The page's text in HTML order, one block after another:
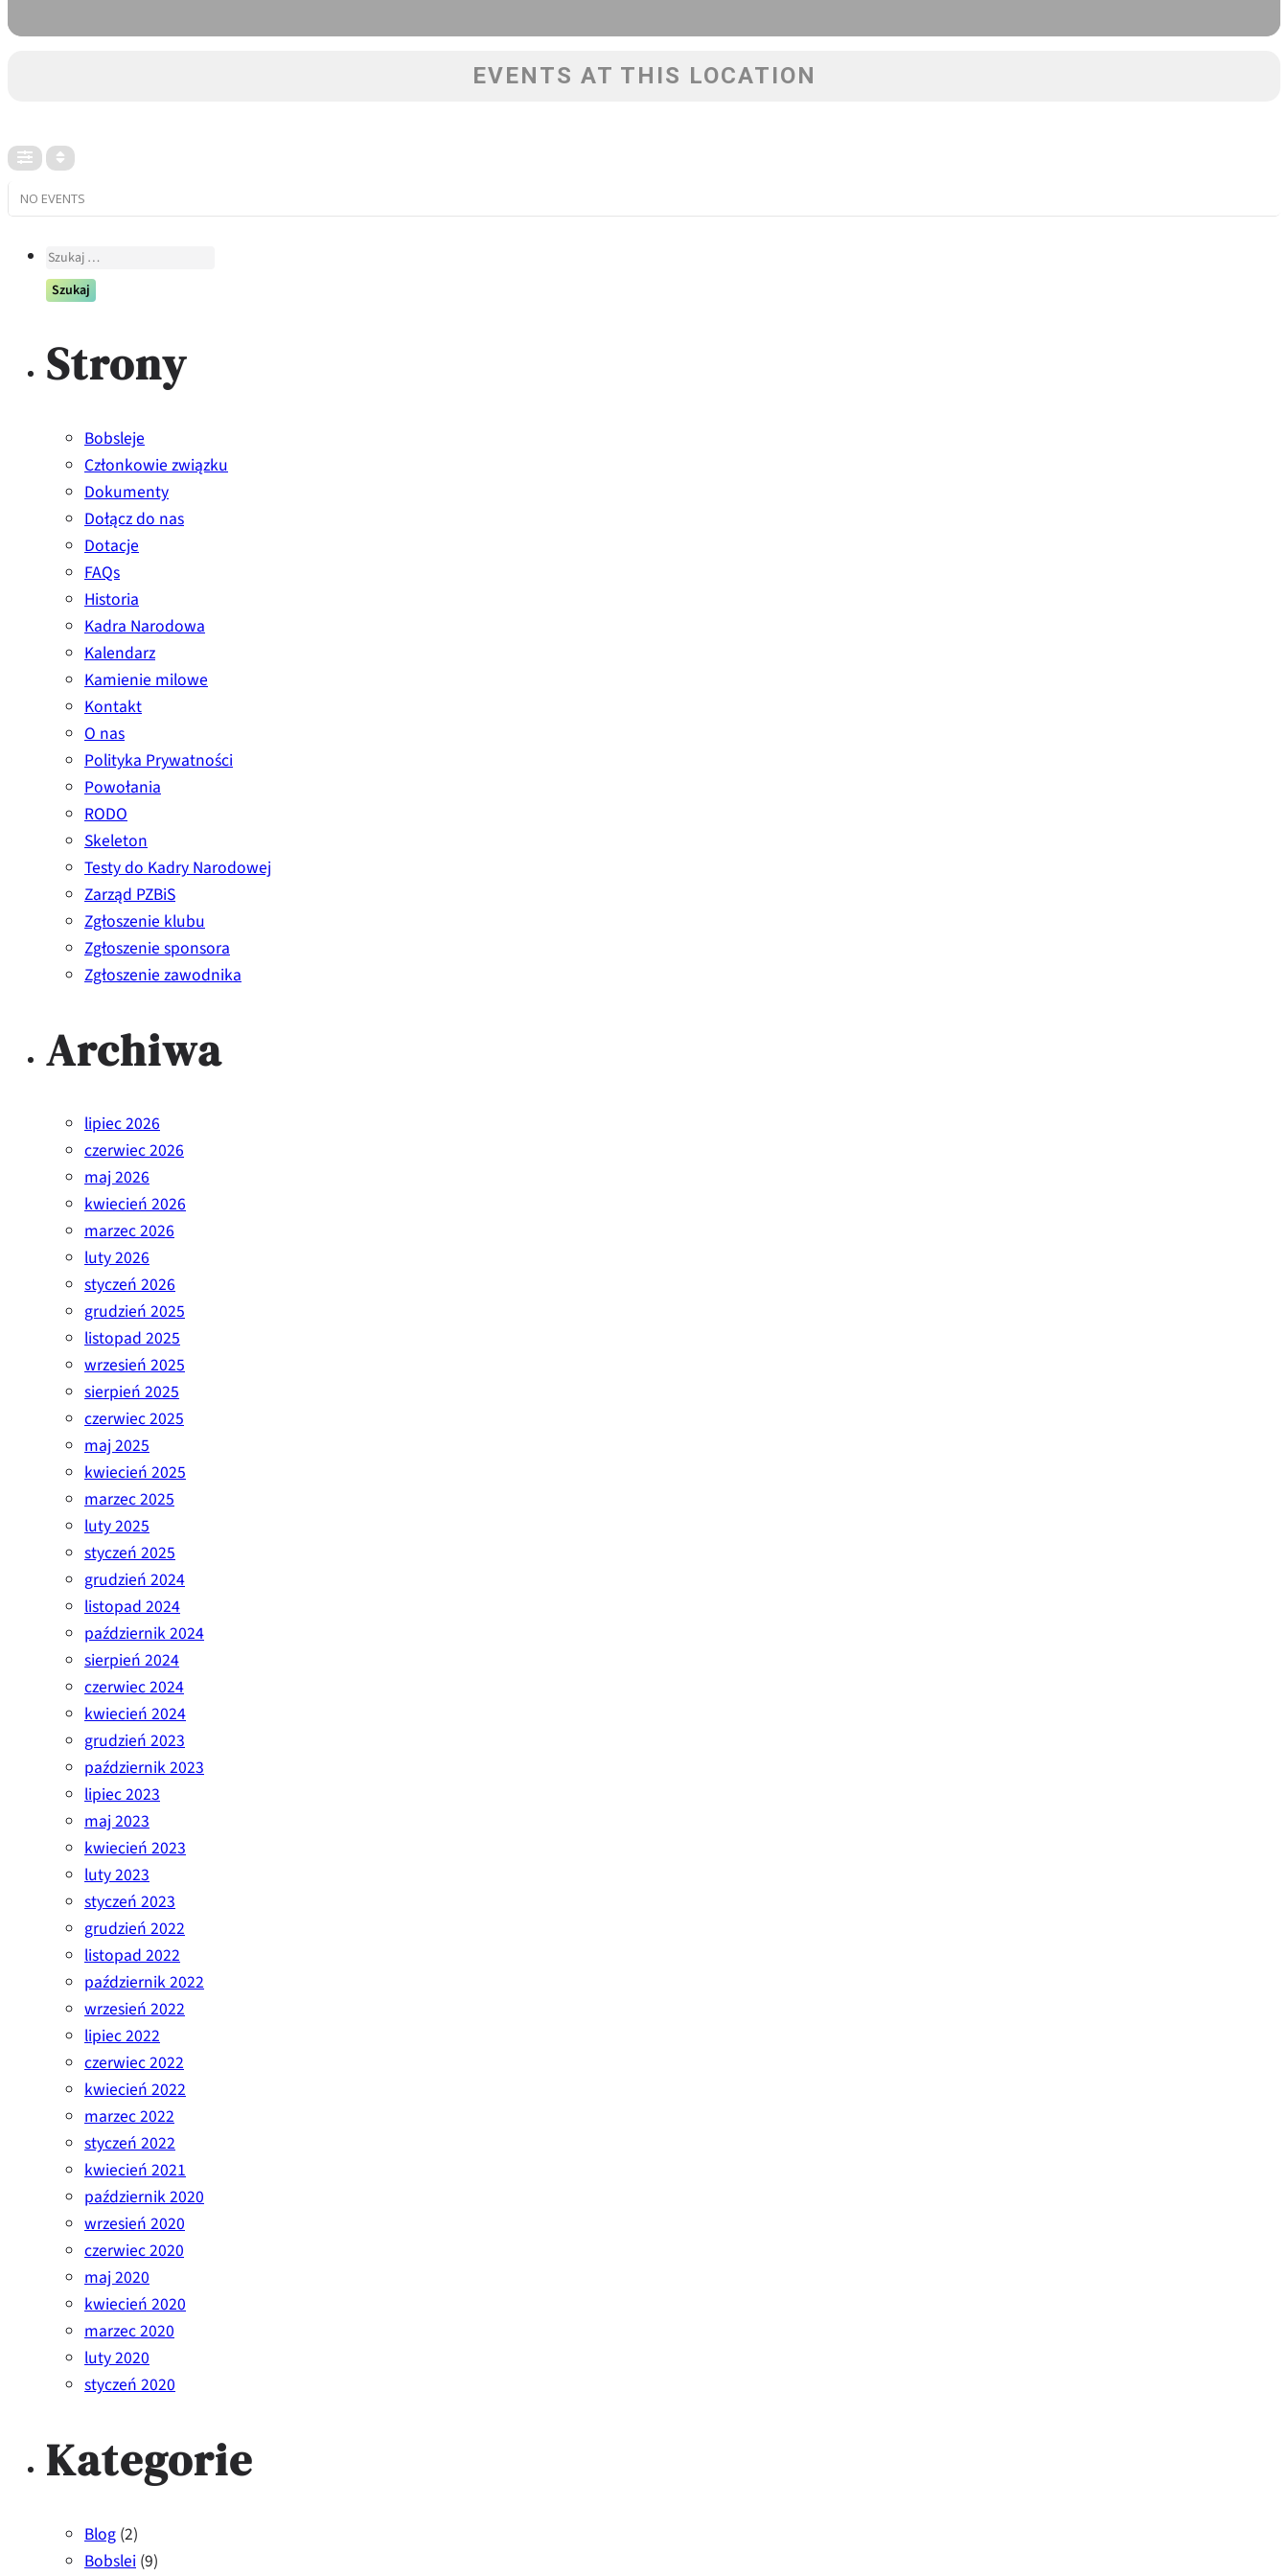
EVENTS AT THIS LOCATION
NO EVENTS
Szukaj:
Strony
Bobsleje
Członkowie związku
Dokumenty
Dołącz do nas
Dotacje
FAQs
Historia
Kadra Narodowa
Kalendarz
Kamienie milowe
Kontakt
O nas
Polityka Prywatności
Powołania
RODO
Skeleton
Testy do Kadry Narodowej
Zarząd PZBiS
Zgłoszenie klubu
Zgłoszenie sponsora
Zgłoszenie zawodnika
Archiwa
lipiec 2026
czerwiec 2026
maj 2026
kwiecień 2026
marzec 2026
luty 2026
styczeń 2026
grudzień 2025
listopad 2025
wrzesień 2025
sierpień 2025
czerwiec 2025
maj 2025
kwiecień 2025
marzec 2025
luty 2025
styczeń 2025
grudzień 2024
listopad 2024
październik 2024
sierpień 2024
czerwiec 2024
kwiecień 2024
grudzień 2023
październik 2023
lipiec 2023
maj 2023
kwiecień 2023
luty 2023
styczeń 2023
grudzień 2022
listopad 2022
październik 2022
wrzesień 2022
lipiec 2022
czerwiec 2022
kwiecień 2022
marzec 2022
styczeń 2022
kwiecień 2021
październik 2020
wrzesień 2020
czerwiec 2020
maj 2020
kwiecień 2020
marzec 2020
luty 2020
styczeń 2020
Kategorie
Blog (2)
Bobslei (9)